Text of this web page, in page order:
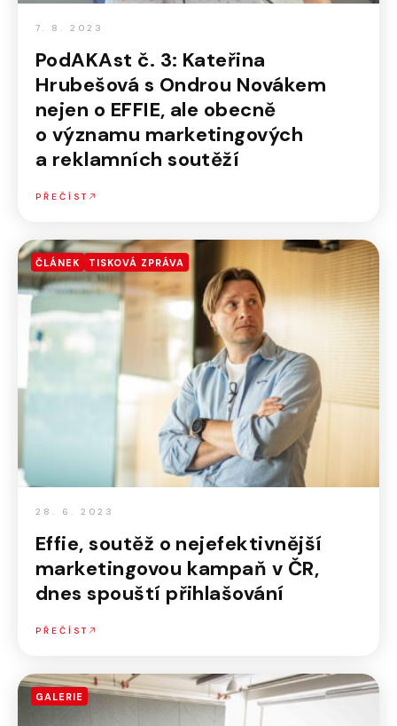
7. 8. 2023
PodAKAst č. 3: Kateřina
Hrubešová s Ondrou Novákem
nejen o EFFIE, ale obecně
o významu marketingových
a reklamních soutěží
PŘEČÍST
ČLÁNEK TISKOVÁ ZPRÁVA
28. 6. 2023
Effie, soutěž o nejefektivnější
marketingovou kampaň v ČR,
dnes spouští přihlašování
PŘEČÍST
GALERIE